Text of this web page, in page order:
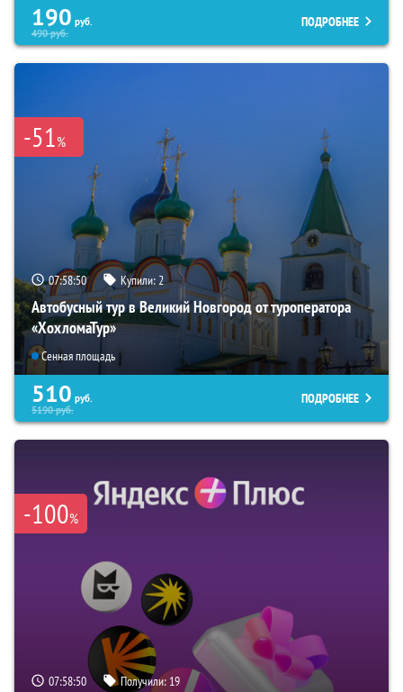
190 руб.
490руб.
ПОДРОБНЕЕ
-51%
07:58:49 Купили:2
Автобусный тур в Великий Новгород от туроператора
«ХохломаТур»
Сенная площадь
510 руб.
5190руб.
ПОДРОБНЕЕ
-100%
07:58:49 Получили: 19